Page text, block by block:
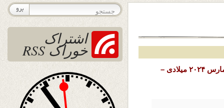
تاریخ نشر : یکشنبه ۵ حمل ( فروردین ) ۱۴۰۳ خورشیدی – ۲۴ مارس ۲۰۲۴ میلادی –
اشتراک
خوراک RSS